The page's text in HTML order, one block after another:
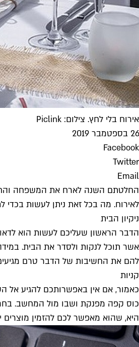
אירוח בלי לחץ. צילום: Piclink
26 בספטמבר 2019
Facebook
Twitter
Email
החלטתם השנה לארח את המשפחה
לאירוח. מה בכל זאת ניתן לעשות
ניקיון הבית
הדבר הראשון שעליכם לעשות הוא
אשר תוכל לנקות ולסדר את הבית.
להם את החשיבות של הדבר טרם מגיעים
קניות
כאמור, אם אין באפשרותכם להגיע אל
כוס קפה מפנקת ושבו מול המחשב.
היא, שהוא מאפשר לכם להזמין מוצרים